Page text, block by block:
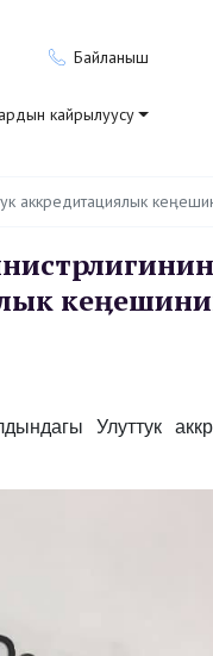
Байланыш
кайрылуусу
аккредитациялык
Улуттук